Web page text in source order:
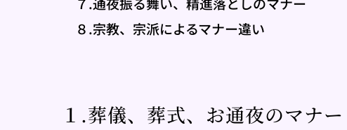
８.宗教、宗派によるマナー違い
１.葬儀、葬式、お通夜のマナー